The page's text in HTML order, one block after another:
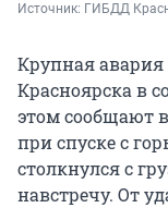
Источник: ГИБДД
Крупная авария
Красноярска в
этом сообщают
при спуске с
столкнулся с
навстречу. От